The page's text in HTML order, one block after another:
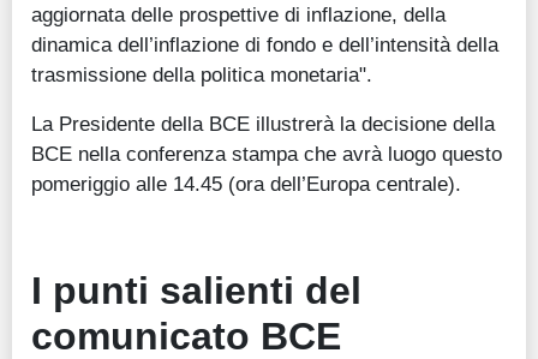
aggiornata delle prospettive di inflazione, della
dinamica dell’inflazione di fondo e dell’intensità della
trasmissione della politica monetaria".
La Presidente della BCE illustrerà la decisione della
BCE nella conferenza stampa che avrà luogo questo
pomeriggio alle 14.45 (ora dell’Europa centrale).
I punti salienti del
comunicato BCE